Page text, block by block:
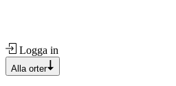
Logga in
Alla orter